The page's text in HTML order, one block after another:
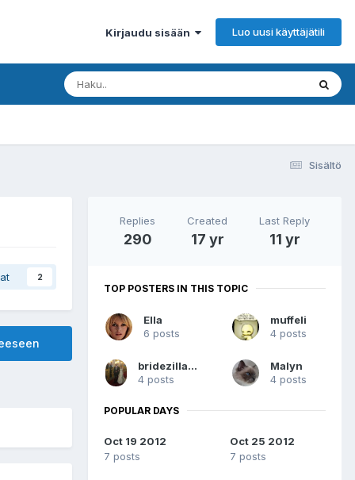
Kirjaudu sisään Luo uusi käyttäjätili
Sisältö
2
Replies
290
Created
17 yr
Last Reply
11 yr
TOP POSTERS IN THIS TOPIC
Ella
6 posts
muffeli
4 posts
bridezilla2013
4 posts
Malyn
4 posts
POPULAR DAYS
Oct 19 2012
7 posts
Oct 25 2012
7 posts